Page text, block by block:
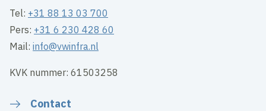
Tel: +31 88 13 03 700
Pers: +31 6 230 428 60
Mail:info@vwinfra.nl
KVK nummer: 61503258
Contact